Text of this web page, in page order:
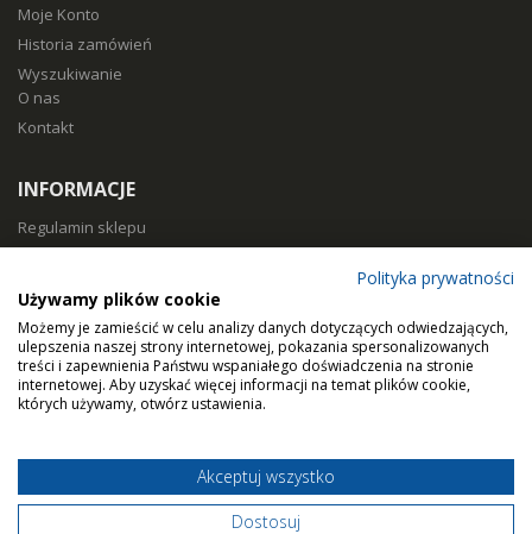
Moje Konto
Historia zamówień
Wyszukiwanie
O nas
Kontakt
INFORMACJE
Regulamin sklepu
Koszty i czas dostawy
Zwroty i reklamacje
Klasy filtracji
Dobierz filtry
© Home Air Solutions sp. z o.o. - filtryaero.pl.Filtry do rekuperacji.
Polityka prywatności
Używamy plików cookie
Możemy je zamieścić w celu analizy danych dotyczących odwiedzających,
ulepszenia naszej strony internetowej, pokazania spersonalizowanych
treści i zapewnienia Państwu wspaniałego doświadczenia na stronie
internetowej. Aby uzyskać więcej informacji na temat plików cookie,
których używamy, otwórz ustawienia.
Akceptuj wszystko
Dostosuj